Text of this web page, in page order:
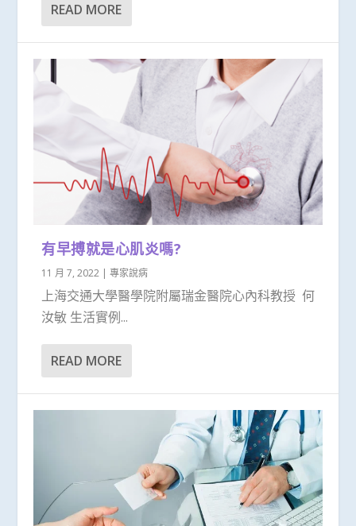
READ MORE
有早搏就是心肌炎嗎?
11 月 7, 2022 |專家說病
上海交通大學醫學院附屬瑞金醫院心內科教授 何
汝敏 生活實例...
READ MORE